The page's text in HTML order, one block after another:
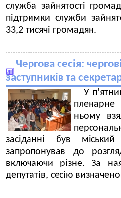
служба зайнятості
підтримки служби
33,2 тисячі громадян.
Чергова сесія:
заступників та
У
пленарне
ньому
засіданні був
запропонував до
включаючи різне. За
депутатів, сесію